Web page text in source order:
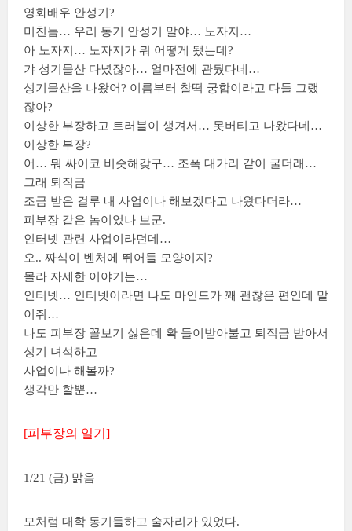
영화배우 안성기?
미친놈… 우리 동기 안성기 말야… 노자지…
아 노자지… 노자지가 뭐 어떻게 됐는데?
갸 성기물산 다녔잖아… 얼마전에 관뒀다네…
성기물산을 나왔어? 이름부터 찰떡 궁합이라고 다들 그랬
잖아?
이상한 부장하고 트러블이 생겨서… 못버티고 나왔다네…
이상한 부장?
어… 뭐 싸이코 비슷해갖구… 조폭 대가리 같이 굴더래…
그래 퇴직금
조금 받은 걸루 내 사업이나 해보겠다고 나왔다더라…
피부장 같은 놈이었나 보군.
인터넷 관련 사업이라던데…
오.. 짜식이 벤처에 뛰어들 모양이지?
몰라 자세한 이야기는…
인터넷… 인터넷이라면 나도 마인드가 꽤 괜찮은 편인데 말
이쥐…
나도 피부장 꼴보기 싫은데 확 들이받아불고 퇴직금 받아서
성기 녀석하고
사업이나 해볼까?
생각만 할뿐…
[피부장의 일기]
1/21 (금) 맑음
모처럼 대학 동기들하고 술자리가 있었다.